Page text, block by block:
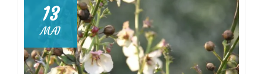
takesimana
13
MAI